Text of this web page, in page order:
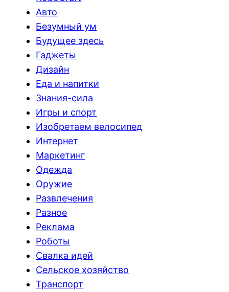
Авто
Безумный ум
Будущее здесь
Гаджеты
Дизайн
Еда и напитки
Знания-сила
Игры и спорт
Изобретаем велосипед
Интернет
Маркетинг
Одежда
Оружие
Развлечения
Разное
Реклама
Роботы
Свалка идей
Сельское хозяйство
Транспорт